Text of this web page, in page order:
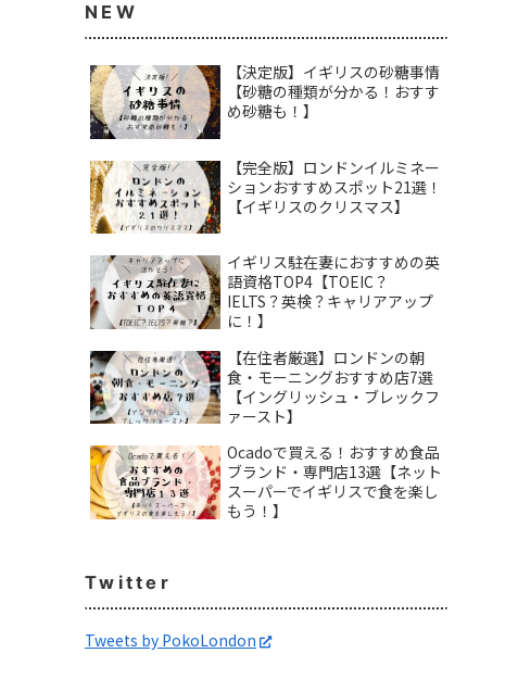
NEW
【決定版】イギリスの砂糖事情
【砂糖の種類が分かる！おすす
め砂糖も！】
【完全版】ロンドンイルミネー
ションおすすめスポット21選！
【イギリスのクリスマス】
イギリス駐在妻におすすめの英
語資格TOP4【TOEIC？
IELTS？英検？キャリアアップ
に！】
【在住者厳選】ロンドンの朝
食・モーニングおすすめ店7選
【イングリッシュ・ブレックフ
ァースト】
Ocadoで買える！おすすめ食品
ブランド・専門店13選【ネット
スーパーでイギリスで食を楽し
もう！】
Twitter
Tweets by PokoLondon